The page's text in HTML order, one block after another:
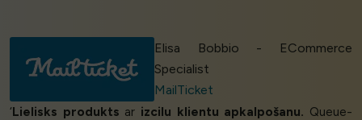
Elisa Bobbio - ECommerce
Specialist
MailTicket
‘Lielisks produkts ar izcilu klientu apkalpošanu. Queue-